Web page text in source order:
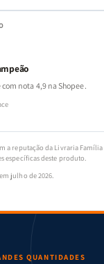
nota 4,9 na Shopee.
a reputação da Livraria
específicas deste produto.
julho de 2026.
QUANTIDADES